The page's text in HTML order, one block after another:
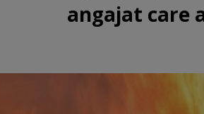
angajat care